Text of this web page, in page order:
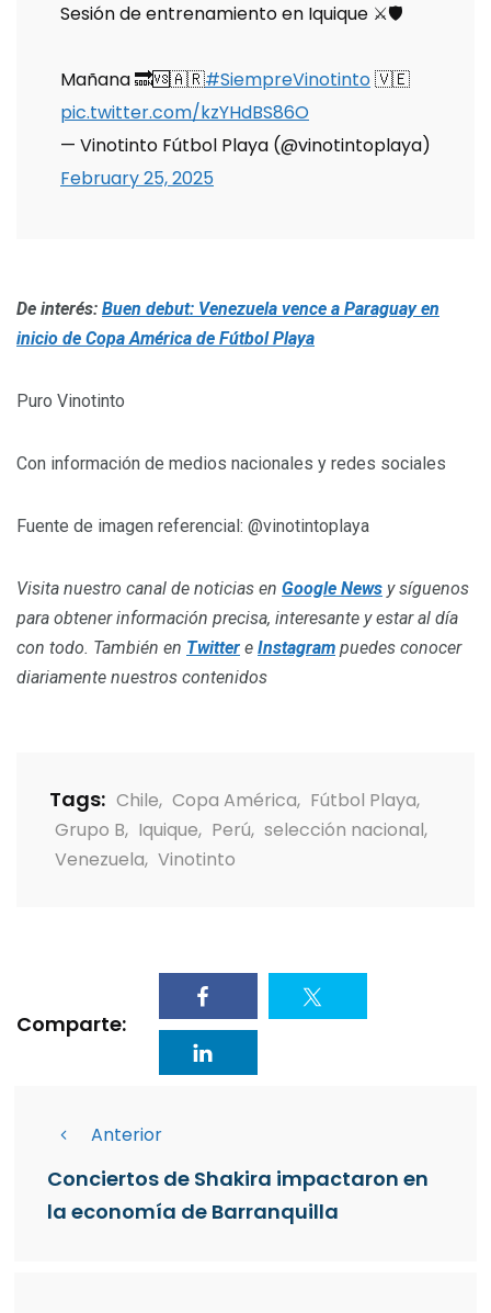
Sesión de entrenamiento en Iquique ⚔️🛡️
Mañana 🔜🆚🇦🇷#SiempreVinotinto🇻🇪
pic.twitter.com/kzYHdBS86O
— Vinotinto Fútbol Playa (@vinotintoplaya)
February 25, 2025
De interés: Buen debut: Venezuela vence a Paraguay en
inicio de Copa América de Fútbol Playa
Puro Vinotinto
Con información de medios nacionales y redes sociales
Fuente de imagen referencial: @vinotintoplaya
Visita nuestro canal de noticias en Google News y síguenos
para obtener información precisa, interesante y estar al día
con todo. También en Twitter e Instagram puedes conocer
diariamente nuestros contenidos
Tags: Chile, Copa América, Fútbol Playa,
Grupo B, Iquique, Perú, selección nacional,
Venezuela, Vinotinto
Comparte:
Anterior
Conciertos de Shakira impactaron en
la economía de Barranquilla